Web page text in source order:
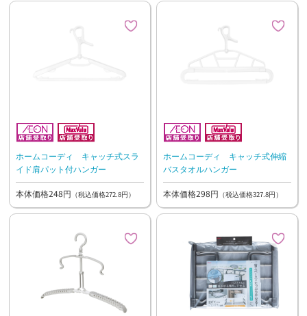
ホームコーディ キャッチ式スラ
イド肩パット付ハンガー
本体価格248円 （税込価格272.8円）
ホームコーディ キャッチ式伸縮
バスタオルハンガー
本体価格298円 （税込価格327.8円）